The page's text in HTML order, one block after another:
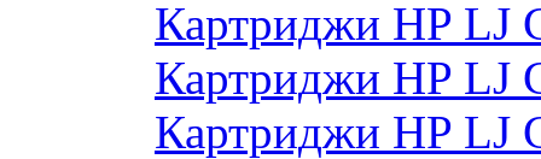
Картриджи HP LJ
Картриджи HP LJ
Картриджи HP LJ